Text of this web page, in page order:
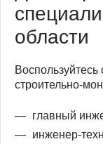
области
строительно-
главный
инженер-